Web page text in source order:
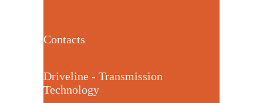
Contacts
Driveline - Transmission
Technology